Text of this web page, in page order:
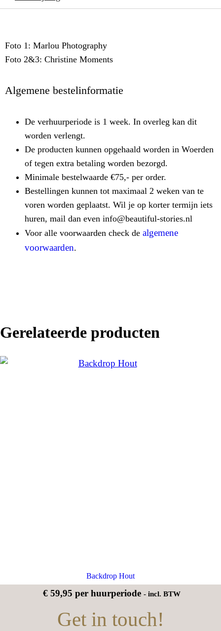
Foto 1: Marlou Photography
Foto 2&3: Christine Moments
Algemene bestelinformatie
De verhuurperiode is 1 week. In overleg kan dit
worden verlengt.
De producten kunnen opgehaald worden in Woerden
of tegen extra betaling worden bezorgd.
Minimale bestelwaarde €75,- per order.
Bestellingen kunnen tot maximaal 2 weken van te
voren worden geplaatst. Wil je op korter termijn iets
huren, mail dan even info@beautiful-stories.nl
Voor alle voorwaarden check de algemene
voorwaarden.
Gerelateerde producten
Backdrop Hout
€ 59,95 per huurperiode - incl. BTW
Get in touch!